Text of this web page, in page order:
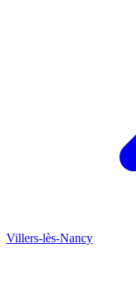
Villers-lès-Nancy